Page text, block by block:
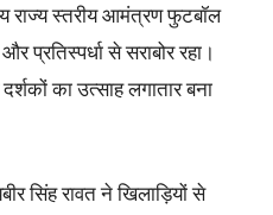
राज्य स्तरीय आमंत्रण फुटबॉल
प्रतिस्पर्धा से सराबोर रहा।
का उत्साह लगातार बना
सिंह रावत ने खिलाड़ियों से